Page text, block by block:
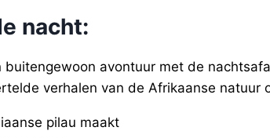
nacht:
avontuur met de
verhalen van de Afrikaanse natuur
pilau maakt